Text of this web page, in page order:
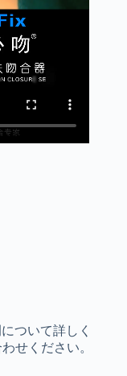
ついて詳しく
せください。